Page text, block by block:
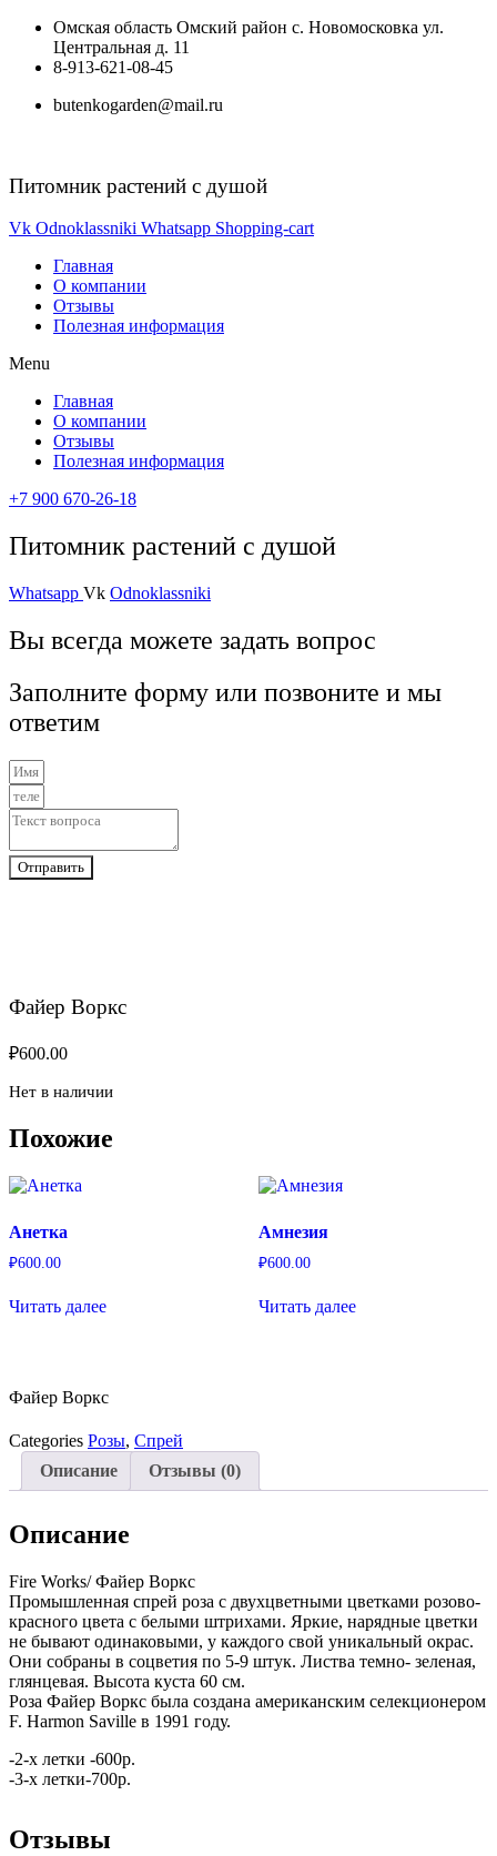
Перейти
содержимому
Омская область Омский район с. Новомосковка ул.
Центральная д. 11
8-913-621-08-45
butenkogarden@mail.ru
Питомник растений с душой
Vk Odnoklassniki Whatsapp Shopping-cart
Главная
О компании
Отзывы
Полезная информация
Menu
Главная
О компании
Отзывы
Полезная информация
+7 900 670-26-18
Питомник растений с душой
Whatsapp Vk Odnoklassniki
Вы всегда можете задать вопрос
Заполните форму или позвоните и мы
ответим
Отправить
Файер Воркс
₽600.00
Нет в наличии
Похожие
Анетка
₽600.00
Читать далее
Амнезия
₽600.00
Читать далее
Файер Воркс
Categories Розы, Спрей
Описание
Отзывы (0)
Описание
Fire Works/ Файер Воркс
Промышленная спрей роза с двухцветными цветками розово-
красного цвета с белыми штрихами. Яркие, нарядные цветки
не бывают одинаковыми, у каждого свой уникальный окрас.
Они собраны в соцветия по 5-9 штук. Листва темно- зеленая,
глянцевая. Высота куста 60 см.
Роза Файер Воркс была создана американским селекционером
F. Harmon Saville в 1991 году.
-2-х летки -600р.
-3-х летки-700р.
Отзывы